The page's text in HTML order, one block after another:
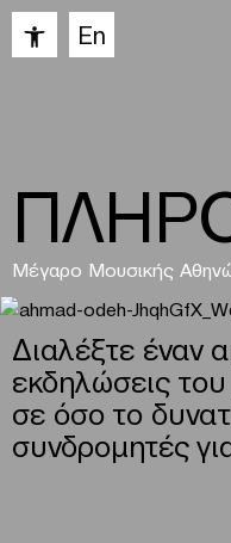
Ανοίξτε τη γραμμή εργαλείων
En
Μέγαρο Μουσικής
Διαλέξτε έναν
εκδηλώσεις
σε όσο το
συνδροµητές